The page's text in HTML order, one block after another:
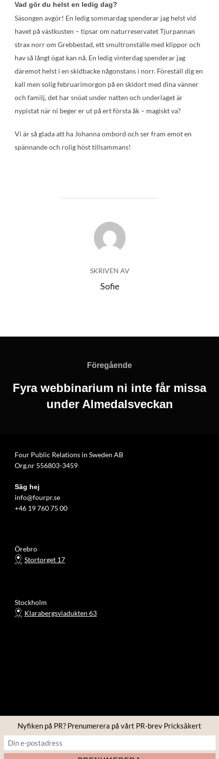
Vad gör du helst en ledig dag?
Säsongen avgör! En ledig sommardag spenderar jag helst vid
havet på västkusten – tipsar om naturreservatet Tjurpannan
strax norr om Grebbestad, ett smultronställe med klippor och
hav så långt ögat kan nå. En ledig vinterdag spenderar jag
däremot helst i en skidbacke någonstans i norr. Föreställ dig en
kall men solig februarimorgon på en skidort med dina vänner
och familj, det har snöat under natten och underlaget är
nypistat när ni beger er ut på ert första åk – magiskt va?
Vi är så glada att ha Johanna ombord och ser fram emot en
spännande och rolig höst tillsammans!
INLÄGGSFÖRFATTARE
SKRIVEN AV
Sofie
Föregående
Föregående
Fyra webbinarium ni inte får missa
under Almedalsveckan
Four Public Relations in Sweden AB
Org.nr 556803-3459
Säg hej
info@fourpr.se
+46 19 760 75 00
Örebro
Stortorget 17
Stockholm
Klarabergsviadukten 63
Copyright © 2026 Four PR
Inspiro ThemeavWPZOOM
Nyfiken på PR? Prenumerera på vårt PR-brev Pricksäkert